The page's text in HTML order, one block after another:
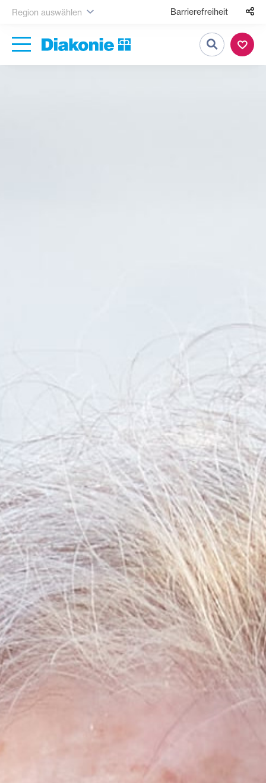
Region auswählen Barrierefreiheit
Suche